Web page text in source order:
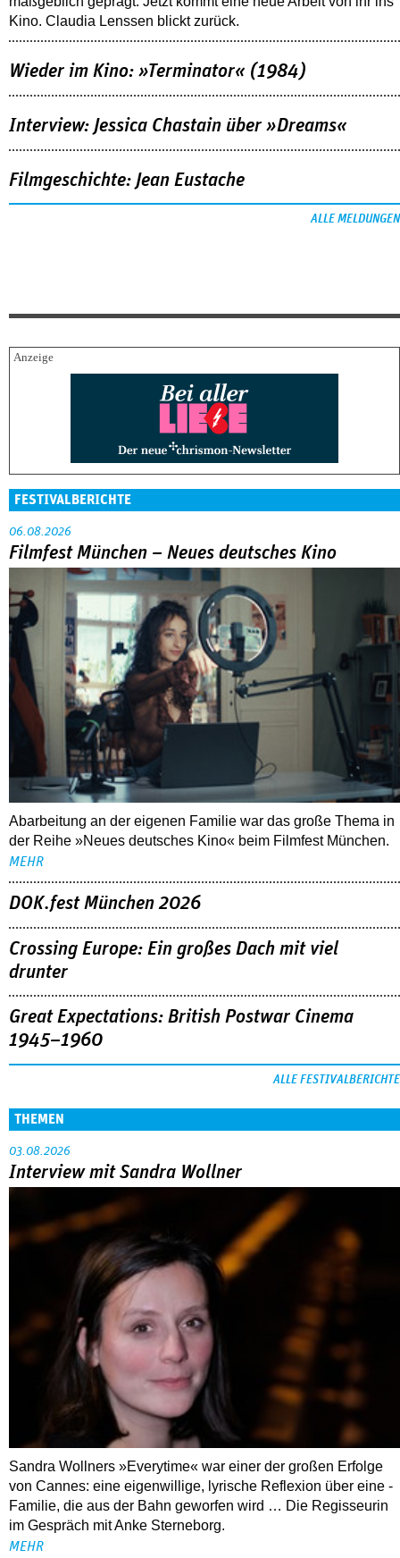
Kino. Claudia Lenssen blickt zurück.
Wieder im Kino: »Terminator« (1984)
Interview: Jessica Chastain über »Dreams«
Filmgeschichte: Jean Eustache
ALLE MELDUNGEN
FESTIVALBERICHTE
06.08.2026
Filmfest München – Neues deutsches Kino
Abarbeitung an der eigenen Familie war das große Thema in
der Reihe »Neues deutsches Kino« beim Filmfest München.
MEHR
DOK.fest München 2026
Crossing Europe: Ein großes Dach mit viel
drunter
Great Expectations: British Postwar Cinema
1945–1960
ALLE FESTIVALBERICHTE
THEMEN
03.08.2026
Interview mit Sandra Wollner
Sandra Wollners »Everytime« war einer der großen Erfolge
von Cannes: eine eigenwillige, lyrische Reflexion über eine ­
Familie, die aus der Bahn geworfen wird … Die Regisseurin
im Gespräch mit Anke Sterneborg.
MEHR